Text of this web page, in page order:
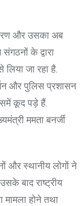
और उसका अब
के द्वारा
जा रहा है.
और पुलिस प्रशासन
कूद पड़े हैं.
ममता बनर्जी
और स्थानीय लोगों ने
बाद राष्ट्रीय
मामला होने तथा